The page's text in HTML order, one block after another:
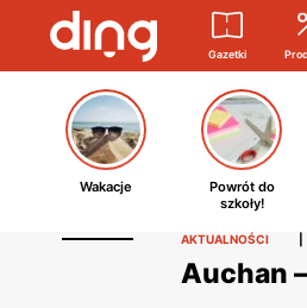
Gazetki
Wakacje
Powrót do
szkoły!
AKTUALNOŚCI
Auchan